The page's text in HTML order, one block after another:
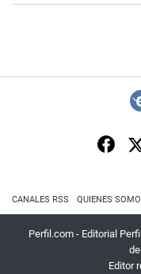
CANALES RSS QUIENES
Perfil.com - Editorial
Editor